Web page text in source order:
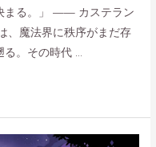
まる。」 —— カステラン
、魔法界に秩序がまだ存
る。その時代 …